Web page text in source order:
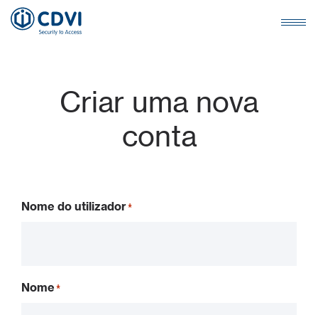
Criar uma nova
conta
Nome do utilizador
Nome